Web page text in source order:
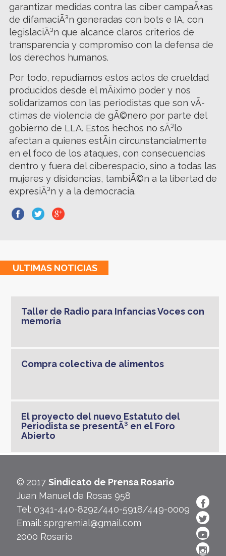
garantizar medidas contra las ciber campaÃ±as
de difamaciÃ³n generadas con bots e IA, con
legislaciÃ³n que alcance claros criterios de
transparencia y compromiso con la defensa de
los derechos humanos.
Por todo, repudiamos estos actos de crueldad
producidos desde el mÃ¡ximo poder y nos
solidarizamos con las periodistas que son vÃ­
ctimas de violencia de gÃ©nero por parte del
gobierno de LLA. Estos hechos no sÃ³lo
afectan a quienes estÃ¡n circunstancialmente
en el foco de los ataques, con consecuencias
dentro y fuera del ciberespacio, sino a todas las
mujeres y disidencias, tambiÃ©n a la libertad de
expresiÃ³n y a la democracia.
ULTIMAS NOTICIAS
Taller de Radio para Infancias Voces con
memoria
Compra colectiva de alimentos
El proyecto del nuevo Estatuto del
Periodista se presentÃ³ en el Foro
Abierto
© 2017 Sindicato de Prensa Rosario
Juan Manuel de Rosas 958
Tel: 0341-440-8292/440-5918/449-0009
Email: sprgremial@gmail.com
2000 Rosario